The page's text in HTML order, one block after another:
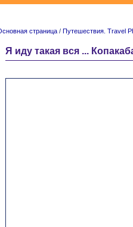
страница / Путешествия. Travel
Я иду такая вся ...